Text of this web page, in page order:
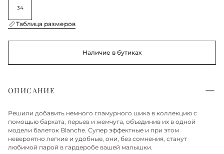
34
Таблица размеров
Наличие в бутиках
ОПИСАНИЕ
Решили добавить немного гламурного шика в коллекцию с
помощью бархата, перьев и жемчуга, объединив их в одной
модели балеток Blanche. Супер эффектные и при этом
невероятно легкие и удобные, они, без сомнения, станут
любимой парой в гардеробе вашей малышки.